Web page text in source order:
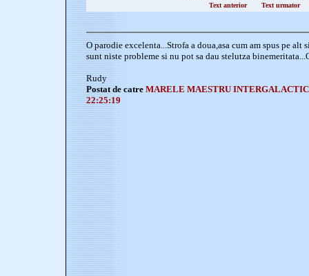
Text anterior
Text urmator
O parodie excelenta...Strofa a doua,asa cum am spus pe alt
sunt niste probleme si nu pot sa dau stelutza
Rudy
Postat de catre MARELE MAESTRU
22:25:19